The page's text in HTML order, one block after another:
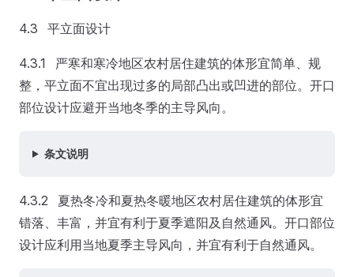
4.3 平立面设计
4.3.1 严寒和寒冷地区农村居住建筑的体形宜简单、规
整，平立面不宜出现过多的局部凸出或凹进的部位。开口
部位设计应避开当地冬季的主导风向。
条文说明
4.3.2 夏热冬冷和夏热冬暖地区农村居住建筑的体形宜
错落、丰富，并宜有利于夏季遮阳及自然通风。开口部位
设计应利用当地夏季主导风向，并宜有利于自然通风。